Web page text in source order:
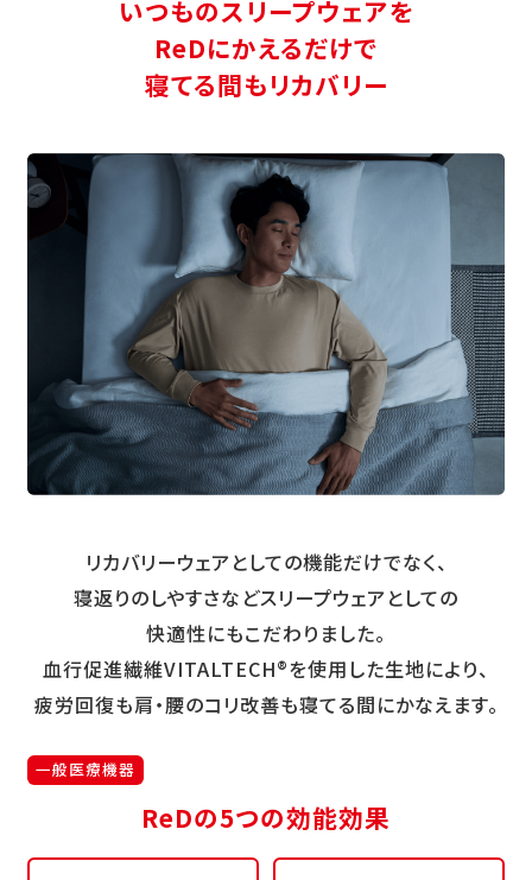
いつものスリープウェアを
ReDにかえるだけで
寝てる間もリカバリー
リカバリーウェアとしての機能だけでなく、
寝返りのしやすさなどスリープウェアとしての
快適性にもこだわりました。
血行促進繊維VITALTECH®を使用した生地により、
疲労回復も肩・腰のコリ改善も寝てる間にかなえます。
一般医療機器
ReDの5つの効能効果